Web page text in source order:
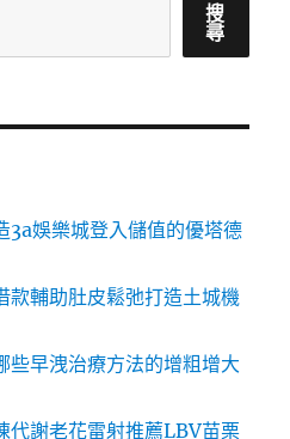
搜
尋
3a娛樂城登入儲值的優塔德
款輔助肚皮鬆弛打造土城機
些早洩治療方法的增粗增大
代謝老花雷射推薦LBV苗栗